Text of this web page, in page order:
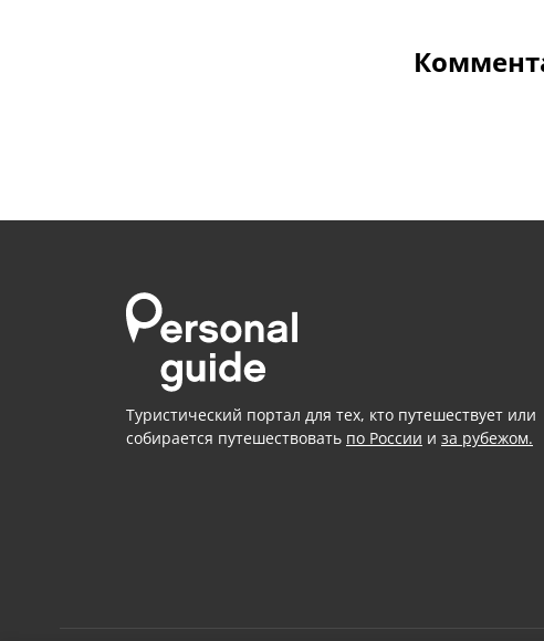
Туристический портал для тех, кто путешествует или
собирается путешествовать по России и за рубежом.